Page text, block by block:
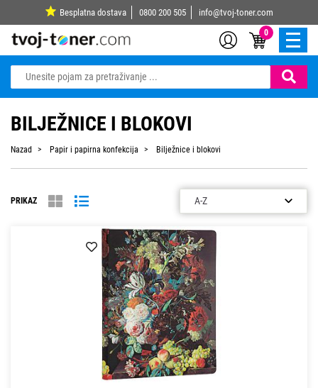
Besplatna dostava 0800 200 505 info@tvoj-toner.com
0
BILJEŽNICE I BLOKOVI
Nazad Papir i papirna konfekcija Bilježnice i blokovi
PRIKAZ